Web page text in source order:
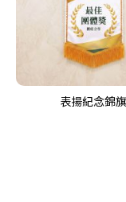
表揚紀念錦旗